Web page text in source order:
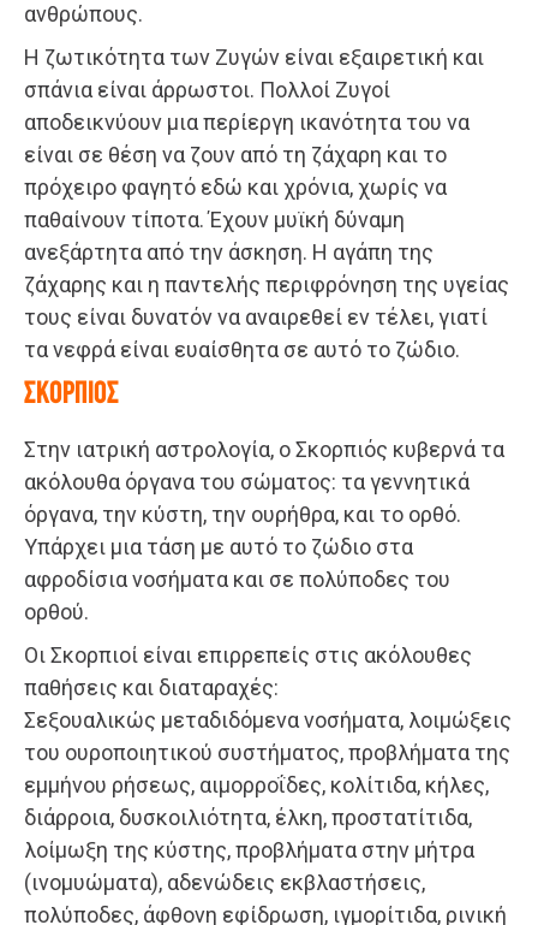
ανθρώπους.
Η ζωτικότητα των Ζυγών είναι εξαιρετική και
σπάνια είναι άρρωστοι. Πολλοί Ζυγοί
αποδεικνύουν μια περίεργη ικανότητα του να
είναι σε θέση να ζουν από τη ζάχαρη και το
πρόχειρο φαγητό εδώ και χρόνια, χωρίς να
παθαίνουν τίποτα. Έχουν μυϊκή δύναμη
ανεξάρτητα από την άσκηση. Η αγάπη της
ζάχαρης και η παντελής περιφρόνηση της υγείας
τους είναι δυνατόν να αναιρεθεί εν τέλει, γιατί
τα νεφρά είναι ευαίσθητα σε αυτό το ζώδιο.
ΣΚΟΡΠΙΟΣ
Στην ιατρική αστρολογία, ο Σκορπιός κυβερνά τα
ακόλουθα όργανα του σώματος: τα γεννητικά
όργανα, την κύστη, την ουρήθρα, και το ορθό.
Υπάρχει μια τάση με αυτό το ζώδιο στα
αφροδίσια νοσήματα και σε πολύποδες του
ορθού.
Οι Σκορπιοί είναι επιρρεπείς στις ακόλουθες
παθήσεις και διαταραχές:
Σεξουαλικώς μεταδιδόμενα νοσήματα, λοιμώξεις
του ουροποιητικού συστήματος, προβλήματα της
εμμήνου ρήσεως, αιμορροΐδες, κολίτιδα, κήλες,
διάρροια, δυσκοιλιότητα, έλκη, προστατίτιδα,
λοίμωξη της κύστης, προβλήματα στην μήτρα
(ινομυώματα), αδενώδεις εκβλαστήσεις,
πολύποδες, άφθονη εφίδρωση, ιγμορίτιδα, ρινική